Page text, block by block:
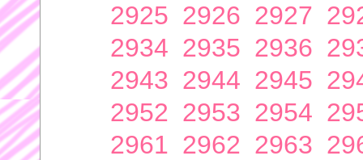
2925 2926 2927
2934 2935 2936
2943 2944 2945
2952 2953 2954
2961 2962 2963